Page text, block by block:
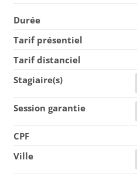
Durée
Tarif présentiel
Tarif distanciel
Stagiaire(s)
Session garantie
CPF
Ville